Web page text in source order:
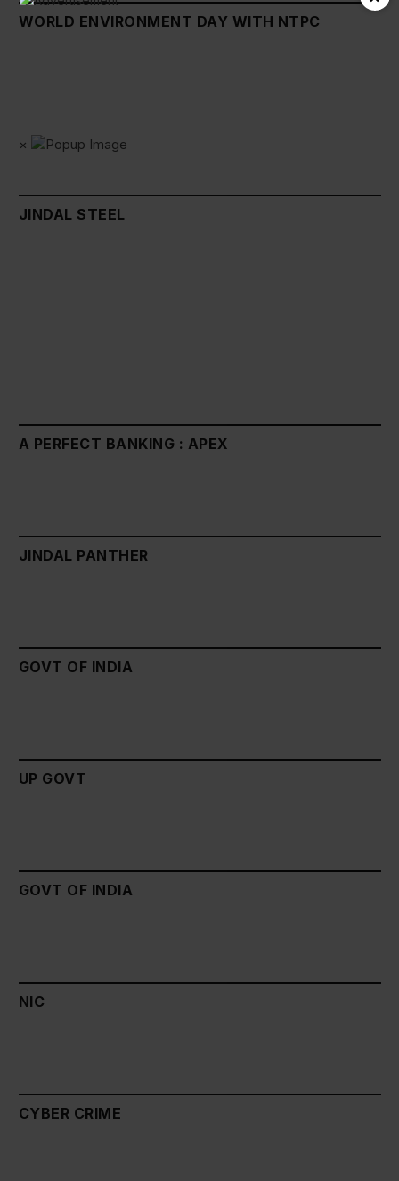
WORLD ENVIRONMENT DAY WITH NTPC
×
JINDAL STEEL
A PERFECT BANKING : APEX
JINDAL PANTHER
GOVT OF INDIA
UP GOVT
GOVT OF INDIA
NIC
CYBER CRIME